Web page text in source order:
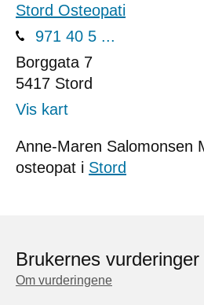
Stord Osteopati
971 40 5 ...
Borggata 7
5417 Stord
Vis kart
Anne-Maren Salomonsen
osteopat i Stord
Brukernes vurderinger
Om vurderingene